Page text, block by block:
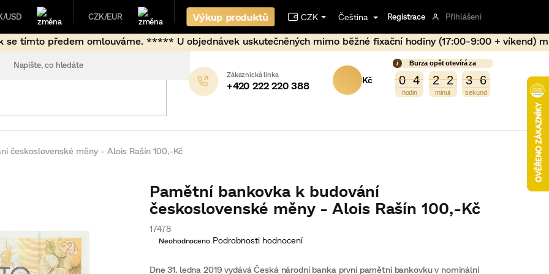
U objednávek uskutečněných mimo běžné fixační hodiny (17:00-9:00 + víkend) může dojít vlivem
USD CZK/EUR Výkup produktů CZK Čeština Registrace Přihlášení
NÁKUPNÍ
KOŠÍK
+420 222 220 388
Burza opět otevírá za
0
0 4
4 2
2 2
2 3
4
3 5
6
5
československé měny - Alois Rašín 100,-Kč
Dne 31. ledna 2019 vydává Česká národní banka první pamětní bankovku v nominální
Pamětní bankovka k budování
československé měny - Alois Rašín 100,-Kč
17478
Průměrné
je
Neohodnoceno Podrobnosti hodnocení